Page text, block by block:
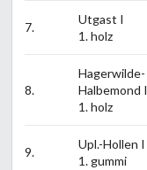
7.
Utgast I
1. holz
8.
Hagerwilde-
Halbemond I
1. holz
9.
Upl.-Hollen I
1. gummi